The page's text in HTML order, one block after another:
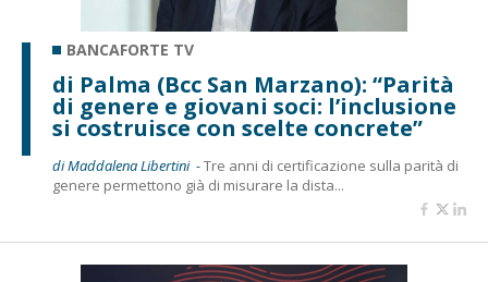
BANCAFORTE TV
di Palma (Bcc San Marzano): “Parità
di genere e giovani soci: l’inclusione
si costruisce con scelte concrete”
di Maddalena Libertini -Tre anni di certificazione sulla parità di
genere permettono già di misurare la dista...